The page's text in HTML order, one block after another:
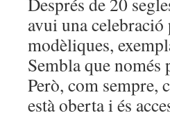
avui una celebració
modèliques,
Sembla que
Però, com sempre,
està oberta i és